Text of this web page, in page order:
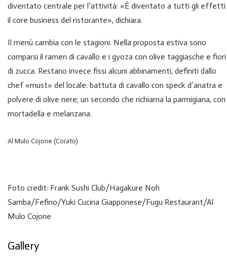
diventato centrale per l’attività: «È diventato a tutti gli effetti
il core business del ristorante», dichiara.
Il menù cambia con le stagioni. Nella proposta estiva sono
comparsi il ramen di cavallo e i gyoza con olive taggiasche e fiori
di zucca. Restano invece fissi alcuni abbinamenti, definiti dallo
chef «must» del locale: battuta di cavallo con speck d’anatra e
polvere di olive nere; un secondo che richiama la parmigiana, con
mortadella e melanzana.
Al Mulo Cojone (Corato)
Foto credit: Frank Sushi Club/Hagakure Noh
Samba/Fefino/Yuki Cucina Giapponese/Fugu Restaurant/Al
Mulo Cojone
Gallery